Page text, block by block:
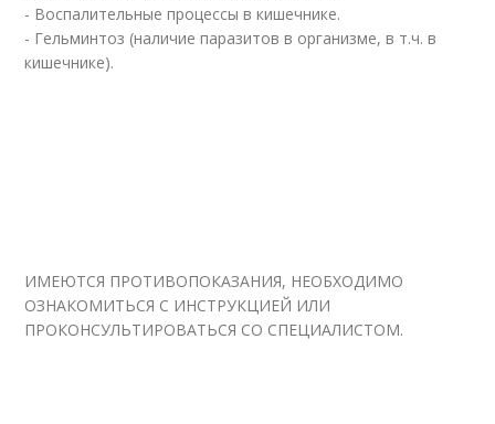
- Воспалительные процессы в кишечнике.
- Гельминтоз (наличие паразитов в организме, в т.ч. в
кишечнике).
ИМЕЮТСЯ ПРОТИВОПОКАЗАНИЯ, НЕОБХОДИМО
ОЗНАКОМИТЬСЯ С ИНСТРУКЦИЕЙ ИЛИ
ПРОКОНСУЛЬТИРОВАТЬСЯ СО СПЕЦИАЛИСТОМ.